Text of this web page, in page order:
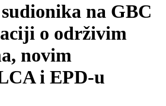
na GBC
o održivim
novim
i EPD-u